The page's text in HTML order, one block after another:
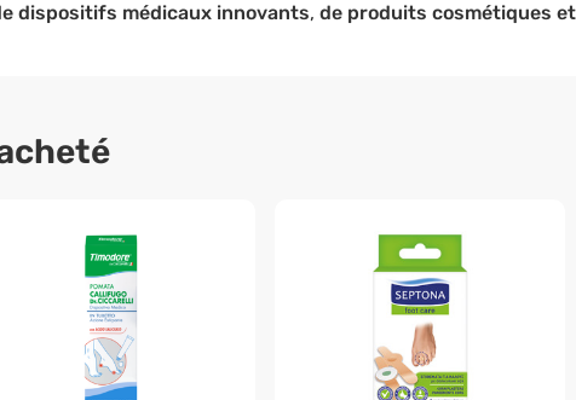
dispositifs médicaux innovants, de produits cosmétiques